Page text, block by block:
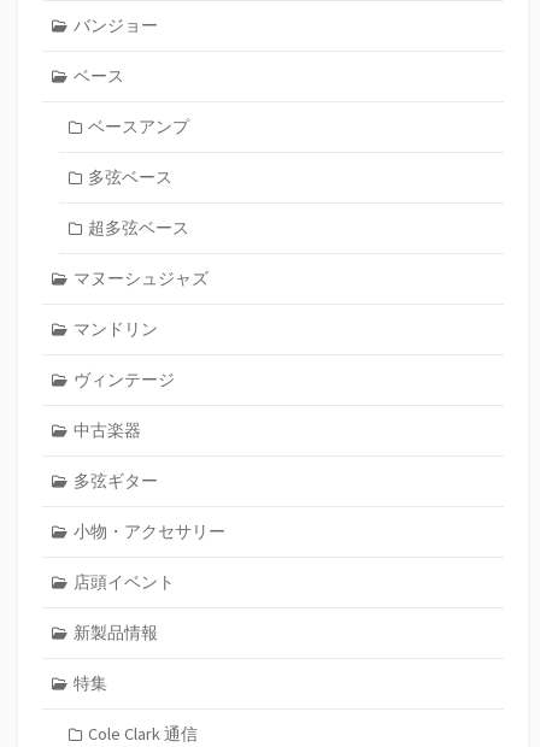
バンジョー
ベース
ベースアンプ
多弦ベース
超多弦ベース
マヌーシュジャズ
マンドリン
ヴィンテージ
中古楽器
多弦ギター
小物・アクセサリー
店頭イベント
新製品情報
特集
Cole Clark 通信